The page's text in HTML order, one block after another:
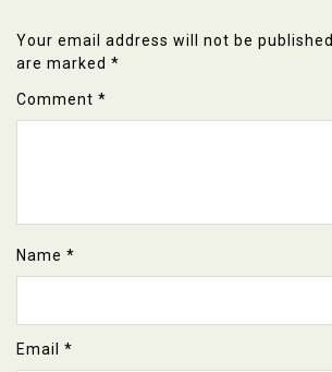
Your email address will not be published.
are marked *
Comment *
Name *
Email *